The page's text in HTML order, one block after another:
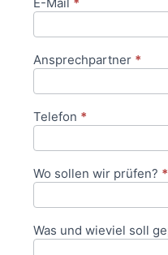
Ansprechpartner *
Telefon *
Wo sollen wir prüfen? *
Was und wieviel soll